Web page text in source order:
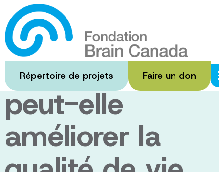
Passer
au
contenu
principal
Répertoire de projets Faire un don
La pleine
conscience
peut-elle
améliorer la